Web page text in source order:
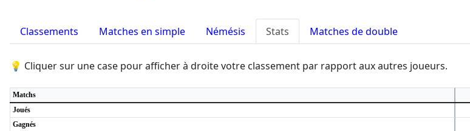
Classements Matches en simple Némésis Stats Matches de double
💡 Cliquer sur une case pour afficher à droite votre classement par rapport aux autres joueurs.
Matchs
Joués
Gagnés